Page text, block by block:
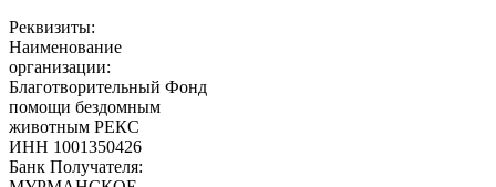
Реквизиты:
Наименование
организации:
Благотворительный Фонд
помощи бездомным
животным РЕКС
ИНН 1001350426
Банк Получателя: